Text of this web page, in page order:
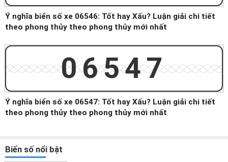
Ý nghĩa biển số xe 06546: Tốt hay Xấu? Luận giải chi tiết
theo phong thủy theo phong thủy mới nhất
06547
Ý nghĩa biển số xe 06547: Tốt hay Xấu? Luận giải chi tiết
theo phong thủy theo phong thủy mới nhất
Biển số nổi bật